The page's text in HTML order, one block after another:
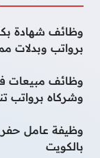
وظائف شهادة
برواتب وبدلات
وظائف مبيعات
وشركاه برواتب
وظيفة عامل
بالكويت